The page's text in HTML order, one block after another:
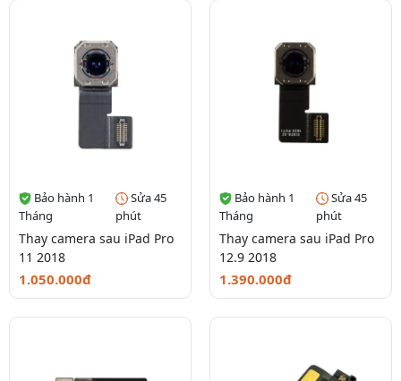
Bảo hành 1
Tháng
Sửa 45
phút
Thay camera sau iPad Pro
11 2018
1.050.000đ
Bảo hành 1
Tháng
Sửa 45
phút
Thay camera sau iPad Pro
12.9 2018
1.390.000đ